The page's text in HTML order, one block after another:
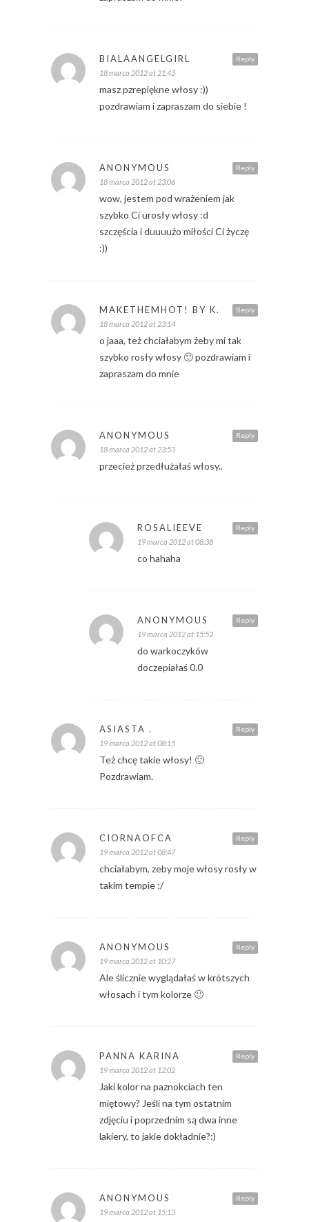
Reply
BIALAANGELGIRL
18 marca 2012 at 21:43
masz pzrepiękne włosy :))
pozdrawiam i zapraszam do siebie !
Reply
ANONYMOUS
18 marca 2012 at 23:06
wow, jestem pod wrażeniem jak
szybko Ci urosły włosy :d
szczęścia i duuuużo miłości Ci życzę
:))
Reply
MAKETHEMHOT! BY K.
18 marca 2012 at 23:14
o jaaa, też chciałabym żeby mi tak
szybko rosły włosy 🙂 pozdrawiam i
zapraszam do mnie
Reply
ANONYMOUS
18 marca 2012 at 23:53
przecież przedłużałaś włosy..
Reply
ROSALIEEVE
19 marca 2012 at 08:38
co hahaha
Reply
ANONYMOUS
19 marca 2012 at 15:52
do warkoczyków
doczepiałaś 0.0
Reply
ASIASTA .
19 marca 2012 at 08:15
Też chcę takie włosy! 🙂
Pozdrawiam.
Reply
CIORNAOFCA
19 marca 2012 at 08:47
chciałabym, zeby moje włosy rosły w
takim tempie ;/
Reply
ANONYMOUS
19 marca 2012 at 10:27
Ale ślicznie wyglądałaś w krótszych
włosach i tym kolorze 🙂
Reply
PANNA KARINA
19 marca 2012 at 12:02
Jaki kolor na paznokciach ten
miętowy? Jeśli na tym ostatnim
zdjęciu i poprzednim są dwa inne
lakiery, to jakie dokładnie?:)
Reply
ANONYMOUS
19 marca 2012 at 15:13